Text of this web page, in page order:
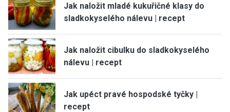
Jak naložit mladé kukuřičné klasy do
sladkokyselého nálevu | recept
Jak naložit cibulku do sladkokyselého
nálevu | recept
Jak upéct pravé hospodské tyčky |
recept